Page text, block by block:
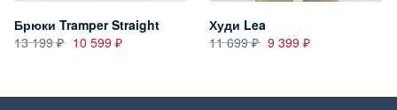
Брюки Tramper Straight
13 199
10 599
Худи Lea
11 699
9 399